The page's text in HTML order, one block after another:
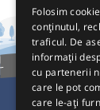
Folosim
conținutul,
traficul. De
informații
cu partenerii
care le pot
care le-ați